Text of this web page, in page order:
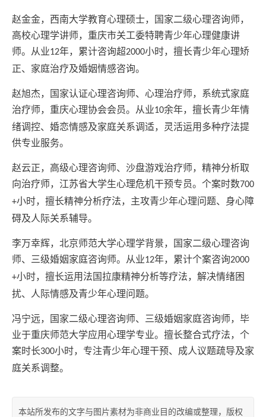
赵金金，西南大学教育心理硕士，国家二级心理咨询师，
高校心理学讲师，重庆市关工委特聘青少年心理健康讲
师。从业12年，累计咨询超2000小时，擅长青少年心理矫
正、家庭治疗及婚姻情感咨询。
赵旭杰，国家认证心理咨询师、心理治疗师，系统式家庭
治疗师，重庆心理协会会员。从业10余年，擅长青少年情
绪调控、婚恋情感及家庭关系调适，灵活运用多种疗法提
供专业服务。
赵云正，高级心理咨询师、沙盘游戏治疗师，精神分析取
向治疗师，江苏省大学生心理危机干预专员。个案时数700
+小时，擅长精神分析疗法，主攻青少年心理问题、身心障
碍及人际关系辅导。
李万幸辉，北京师范大学心理学背景，国家二级心理咨询
师、三级婚姻家庭咨询师。从业12年，累计个案咨询2000
+小时，擅长运用法国拉康精神分析等疗法，解决情绪困
扰、人际情感及青少年心理问题。
冯宁远，国家二级心理咨询师、三级婚姻家庭咨询师，毕
业于重庆师范大学应用心理学专业。擅长整合式疗法，个
案时长300小时，专注青少年心理干预、成人议题疏导及家
庭关系调整。
本站所发布的文字与图片素材为非商业目的改编或整理，版权